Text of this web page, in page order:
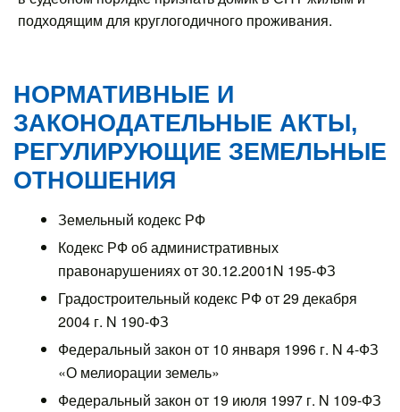
подходящим для круглогодичного проживания.
НОРМАТИВНЫЕ И
ЗАКОНОДАТЕЛЬНЫЕ АКТЫ,
РЕГУЛИРУЮЩИЕ ЗЕМЕЛЬНЫЕ
ОТНОШЕНИЯ
Земельный кодекс РФ
Кодекс РФ об административных
правонарушениях от 30.12.2001N 195-ФЗ
Градостроительный кодекс РФ от 29 декабря
2004 г. N 190-ФЗ
Федеральный закон от 10 января 1996 г. N 4-ФЗ
«О мелиорации земель»
Федеральный закон от 19 июля 1997 г. N 109-ФЗ